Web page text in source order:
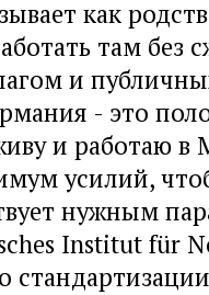
как
там без
и
- это
и работаю в
усилий,
нужным
Institut für